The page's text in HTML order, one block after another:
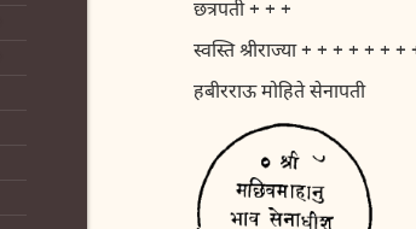
छत्रपती + + +
स्वस्ति श्रीराज्या + + + + + +
हबीरराऊ मोहिते सेनापती